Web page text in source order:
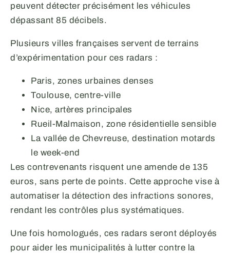
peuvent détecter précisément les véhicules
dépassant 85 décibels.
Plusieurs villes françaises servent de terrains
d’expérimentation pour ces radars :
Paris, zones urbaines denses
Toulouse, centre-ville
Nice, artères principales
Rueil-Malmaison, zone résidentielle sensible
La vallée de Chevreuse, destination motards
le week-end
Les contrevenants risquent une amende de 135
euros, sans perte de points. Cette approche vise à
automatiser la détection des infractions sonores,
rendant les contrôles plus systématiques.
Une fois homologués, ces radars seront déployés
pour aider les municipalités à lutter contre la